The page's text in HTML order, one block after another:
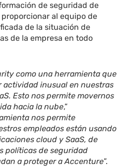
de seguridad de
al equipo de
de la situación de
de la empresa en todo
como una herramienta que
actividad inusual en nuestras
Esto nos permite movernos
hacia la nube,”
nos permite
empleados están usando
cloud y SaaS, de
políticas de seguridad
a proteger a Accenture”.